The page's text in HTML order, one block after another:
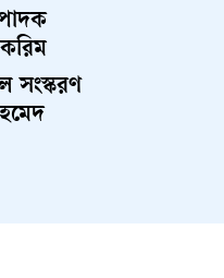
সংস্করণ